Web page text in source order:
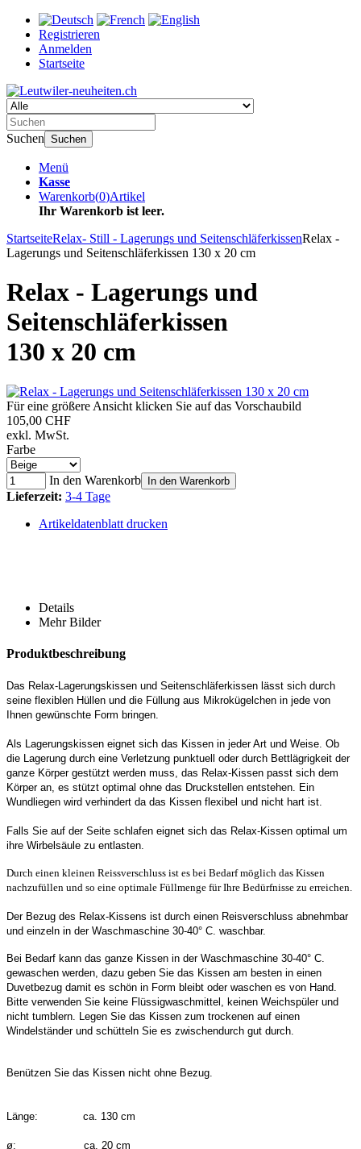
Registrieren
Anmelden
Startseite
Suchen Suchen
Menü
Kasse
Warenkorb(0)Artikel
Ihr Warenkorb ist leer.
StartseiteRelax- Still - Lagerungs und SeitenschläferkissenRelax -
Lagerungs und Seitenschläferkissen 130 x 20 cm
Relax - Lagerungs und
Seitenschläferkissen
130 x 20 cm
Für eine größere Ansicht klicken Sie auf das Vorschaubild
105,00 CHF
exkl. MwSt.
Farbe
In den Warenkorb In den Warenkorb
Lieferzeit: 3-4 Tage
Artikeldatenblatt drucken
Details
Mehr Bilder
Produktbeschreibung
Das Relax-Lagerungskissen und Seitenschläferkissen lässt sich durch
seine flexiblen Hüllen und die Füllung aus Mikrokügelchen in jede von
Ihnen gewünschte Form bringen.
Als Lagerungskissen eignet sich das Kissen in jeder Art und Weise. Ob
die Lagerung durch eine Verletzung punktuell oder durch Bettlägrigkeit der
ganze Körper gestützt werden muss, das Relax-Kissen passt sich dem
Körper an, es stützt optimal ohne das Druckstellen entstehen. Ein
Wundliegen wird verhindert da das Kissen flexibel und nicht hart ist.
Falls Sie auf der Seite schlafen eignet sich das Relax-Kissen optimal um
ihre Wirbelsäule zu entlasten.
Durch einen kleinen Reissverschluss ist es bei Bedarf möglich das Kissen
nachzufüllen und so eine optimale Füllmenge für Ihre Bedürfnisse zu erreichen.
Der Bezug des Relax-Kissens ist durch einen Reisverschluss abnehmbar
und einzeln in der Waschmaschine 30-40° C. waschbar.
Bei Bedarf kann das ganze Kissen in der Waschmaschine 30-40° C.
gewaschen werden, dazu geben Sie das Kissen am besten in einen
Duvetbezug damit es schön in Form bleibt oder waschen es von Hand.
Bitte verwenden Sie keine Flüssigwaschmittel, keinen Weichspüler und
nicht tumblern. Legen Sie das Kissen zum trockenen auf einen
Windelständer und schütteln Sie es zwischendurch gut durch.
Benützen Sie das Kissen nicht ohne Bezug.
Länge: ca. 130 cm
ø: ca. 20 cm